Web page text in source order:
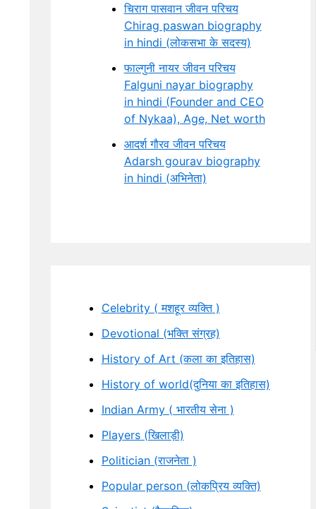
चिराग पासवान जीवन परिचय
Chirag paswan biography
in hindi (लोकसभा के सदस्य)
फाल्गुनी नायर जीवन परिचय
Falguni nayar biography
in hindi (Founder and CEO
of Nykaa), Age, Net worth
आदर्श गौरव जीवन परिचय
Adarsh gourav biography
in hindi (अभिनेता)
Celebrity ( मशहूर व्यक्ति )
Devotional (भक्ति संग्रह)
History of Art (कला का इतिहास)
History of world(दुनिया का इतिहास)
Indian Army ( भारतीय सेना )
Players (खिलाड़ी)
Politician (राजनेता )
Popular person (लोकप्रिय व्यक्ति)